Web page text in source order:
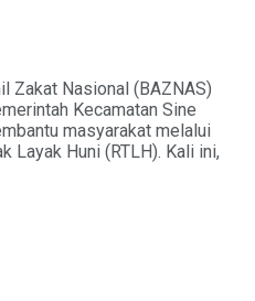
Zakat Nasional (BAZNAS)
Kecamatan Sine
masyarakat melalui
Layak Huni (RTLH). Kali ini,